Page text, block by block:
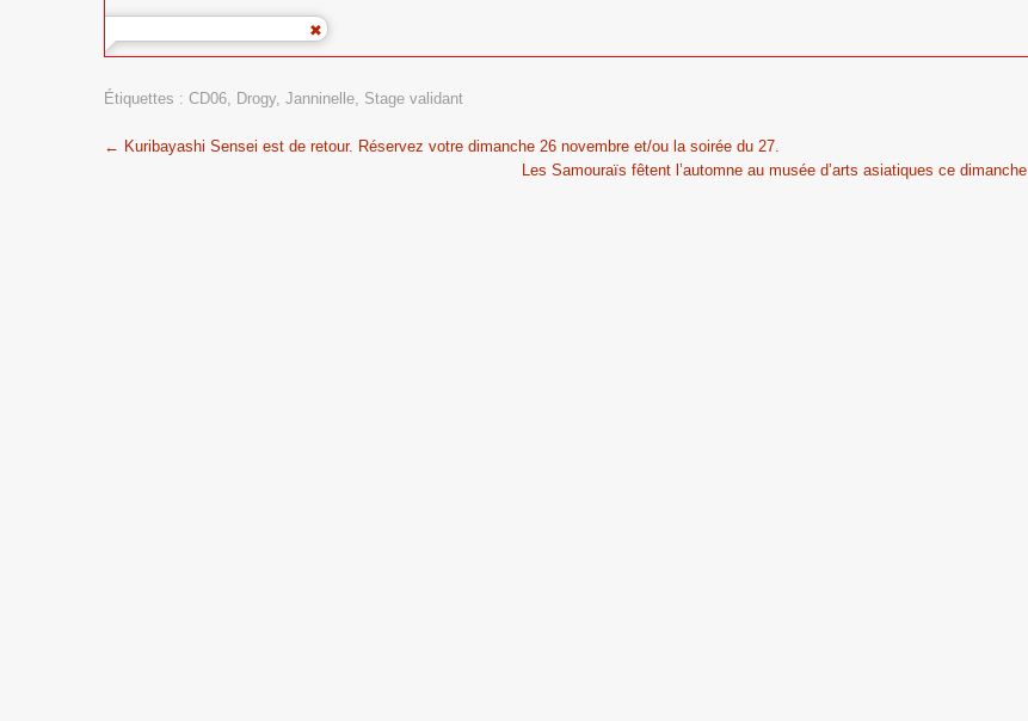
Étiquettes : CD06, Drogy, Janninelle, Stage validant
Post
← Kuribayashi Sensei est de retour. Réservez votre dimanche 26 novembre et/ou la soirée du 27.
Les Samouraïs fêtent l’automne au musée d’arts asiatiques ce dimanche